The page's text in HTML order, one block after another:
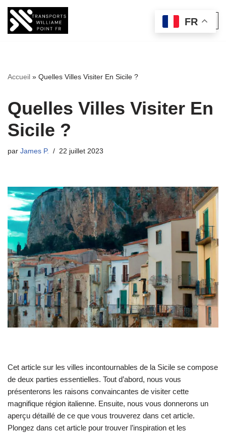
Aller
Accueil » Quelles Villes Visiter En Sicile ?
Quelles Villes Visiter En
Sicile ?
par James P. 22 juillet 2023
Cet article sur les villes incontournables de la Sicile se compose
de deux parties essentielles. Tout d’abord, nous vous
présenterons les raisons convaincantes de visiter cette
magnifique région italienne. Ensuite, nous vous donnerons un
aperçu détaillé de ce que vous trouverez dans cet article.
Plongez dans cet article pour trouver l’inspiration et les
FR